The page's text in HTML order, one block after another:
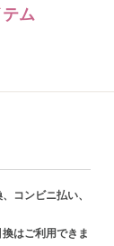
ム
コンビニ払い、
はご利用できま